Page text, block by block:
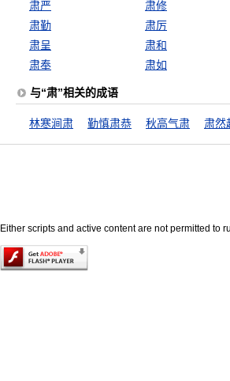
肃严 肃修
肃勤
肃厉
肃呈
肃和
肃奉
肃如
与“肃”相关的成语
林寒涧肃 勤慎肃恭 秋高气肃 肃然
Either scripts and active content are not permitted to